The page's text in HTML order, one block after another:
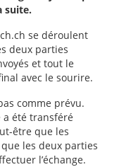
suite.
se déroulent
deux parties
et tout le
avec le sourire.
comme prévu.
a été transféré
être que les
les deux parties
l’échange.